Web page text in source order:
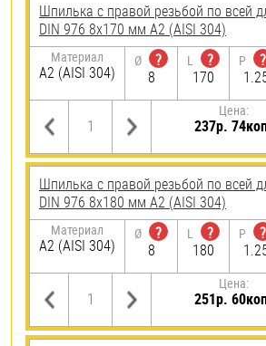
Шпилька с правой резьбой по всей
DIN 976 8х170 мм А2 (AISI 304)
Материал
А2 (AISI 304)
Ø
?
8
L
?
170
P
?
Цена:
237р.
Шпилька с правой резьбой по всей
DIN 976 8х180 мм А2 (AISI 304)
Материал
А2 (AISI 304)
Ø
?
8
L
?
180
P
?
Цена:
251р.